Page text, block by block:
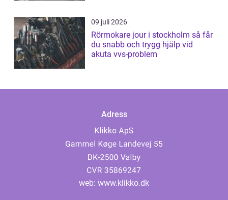
09 juli 2026
Rörmokare jour i stockholm så får
du snabb och trygg hjälp vid
akuta vvs-problem
Adress
web: www.klikko.dk